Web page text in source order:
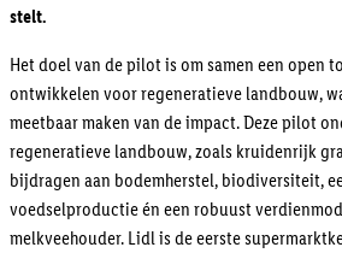
stelt.
Het doel van de pilot is om samen een open
ontwikkelen voor regeneratieve landbouw,
meetbaar maken van de impact. Deze pilot
regeneratieve landbouw, zoals kruidenrijk
bijdragen aan bodemherstel, biodiversiteit,
voedselproductie én een robuust
melkveehouder. Lidl is de eerste